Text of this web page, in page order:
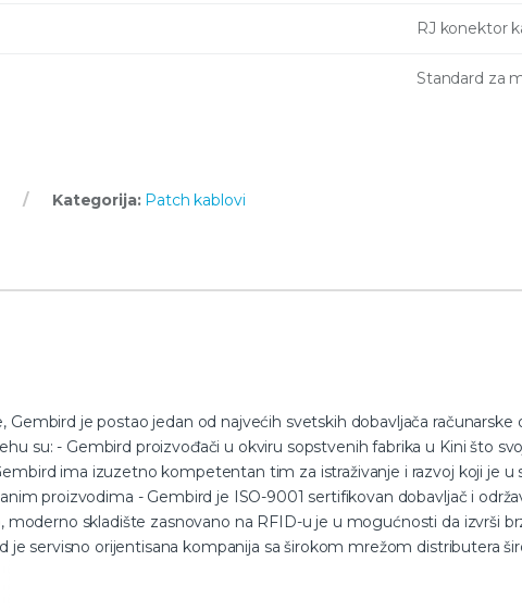
RJ konektor
Standard za
Kategorija: Patch kablovi
Gembird je postao jedan od najvećih svetskih dobavljača
su: - Gembird proizvođači u okviru sopstvenih fabrika u Kini što
ima izuzetno kompetentan tim za istraživanje i razvoj koji je
proizvodima - Gembird je ISO-9001 sertifikovan dobavljač i
moderno skladište zasnovano na RFID-u je u mogućnosti da izvrši
je servisno orijentisana kompanija sa širokom mrežom distributera